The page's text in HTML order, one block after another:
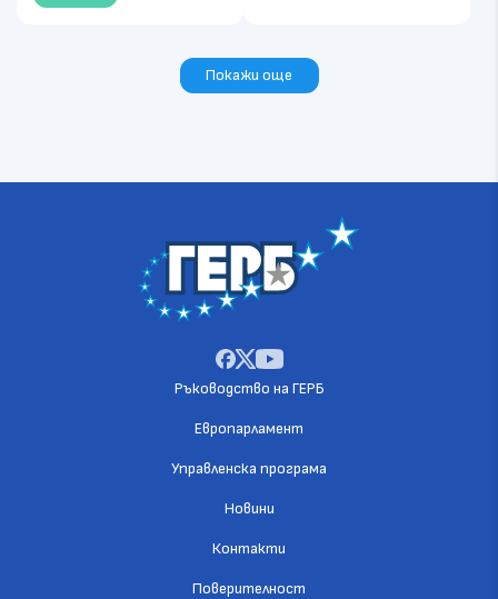
Покажи още
Ръководство на ГЕРБ
Европарламент
Управленска програма
Новини
Контакти
Поверителност